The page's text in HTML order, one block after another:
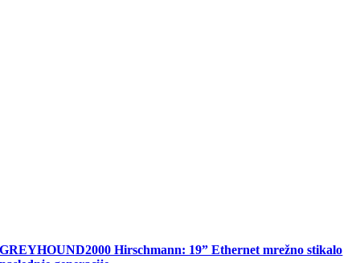
GREYHOUND2000 Hirschmann: 19” Ethernet mrežno stikalo